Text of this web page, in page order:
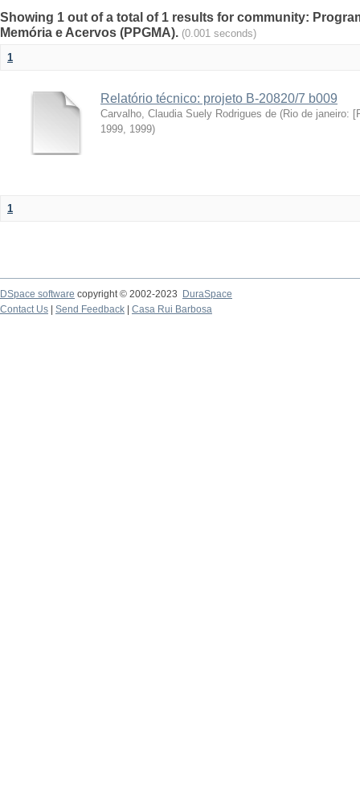
Showing 1 out of a total of 1 results for community:
Memória e Acervos (PPGMA). (0.001 seconds)
1
Relatório técnico: projeto B-20820/7 b009
Carvalho, Claudia Suely Rodrigues de (Rio de janeiro:
1999, 1999)
1
DSpace software copyright © 2002-2023
DuraSpace
Contact Us
Send Feedback Casa Rui Barbosa